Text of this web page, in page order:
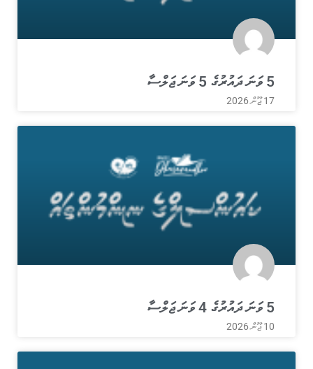
5 ވަނަ ދައުރުގެ 5 ވަނަ ޖަލްސާ
17 ޖޫން 2026
5 ވަނަ ދައުރުގެ 4 ވަނަ ޖަލްސާ
10 ޖޫން 2026